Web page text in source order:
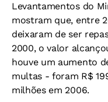
Levantamentos do
mostram que, entre
deixaram de ser
2000, o valor
houve um aumento
multas - foram R$
milhões em 2006.